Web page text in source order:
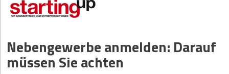
Nebengewerbe anmelden: Darauf
müssen Sie achten